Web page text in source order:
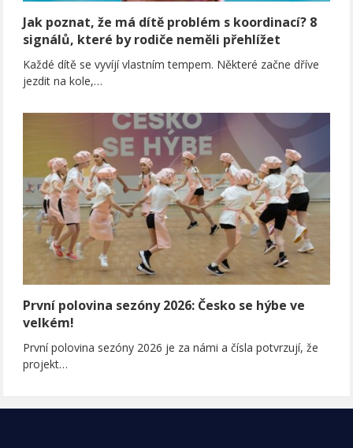
Jak poznat, že má dítě problém s koordinací? 8
signálů, které by rodiče neměli přehlížet
Každé dítě se vyvíjí vlastním tempem. Některé začne dříve
jezdit na kole,…
První polovina sezóny 2026: Česko se hýbe ve
velkém!
První polovina sezóny 2026 je za námi a čísla potvrzují, že
projekt…